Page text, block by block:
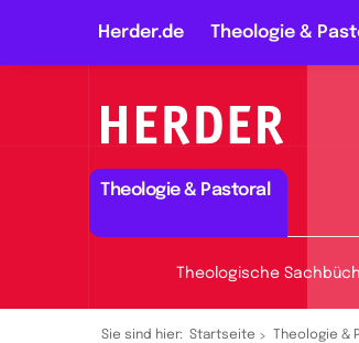
Herder.de Theologie &
Theologie & Pastoral
Theologische
Sie sind hier: Startseite Theologie &